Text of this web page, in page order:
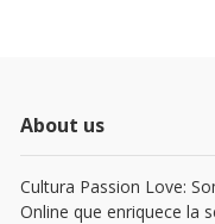
About us
Cultura Passion Love:
Online que enriquece la